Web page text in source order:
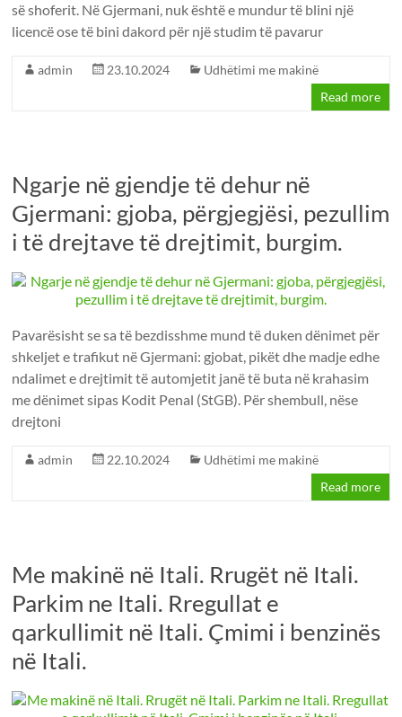
së shoferit. Në Gjermani, nuk është e mundur të blini një
licencë ose të bini dakord për një studim të pavarur
admin 23.10.2024
Udhëtimi me makinë
Read more
Ngarje në gjendje të dehur në
Gjermani: gjoba, përgjegjësi, pezullim
i të drejtave të drejtimit, burgim.
Pavarësisht se sa të bezdisshme mund të duken dënimet për
shkeljet e trafikut në Gjermani: gjobat, pikët dhe madje edhe
ndalimet e drejtimit të automjetit janë të buta në krahasim
me dënimet sipas Kodit Penal (StGB). Për shembull, nëse
drejtoni
admin 22.10.2024
Udhëtimi me makinë
Read more
Me makinë në Itali. Rrugët në Itali.
Parkim ne Itali. Rregullat e
qarkullimit në Itali. Çmimi i benzinës
në Itali.